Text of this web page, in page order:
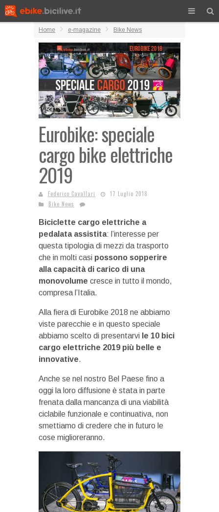
Home e-magazine Bike News
Eurobike: speciale
cargo bike elettriche
2019
Federico Cavallari
17 Luglio 2018
Bike News
Biciclette cargo elettriche a
pedalata assistita: l’interesse per
questa tipologia di mezzi da trasporto
che in molti casi possono sopperire
alla capacità di carico di una
monovolume cresce in tutto il mondo,
compresa l’Italia.
Alla fiera di Eurobike 2018 ne abbiamo
viste parecchie e in questo speciale
abbiamo scelto di presentarvi le 10 bici
cargo elettriche 2019 più belle e
innovative.
Anche se nel nostro Bel Paese fino a
oggi la loro diffusione è stata in parte
frenata dalla mancanza di una viabilità
ciclabile funzionale e continuativa, non
smettiamo di credere che in futuro le
cose miglioreranno.